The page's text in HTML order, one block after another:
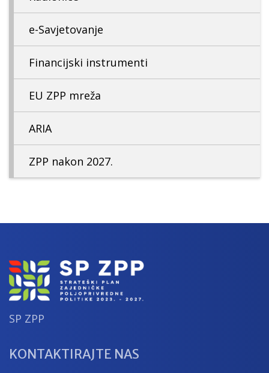
e-Savjetovanje
Financijski instrumenti
EU ZPP mreža
ARIA
ZPP nakon 2027.
SP ZPP
KONTAKTIRAJTE NAS